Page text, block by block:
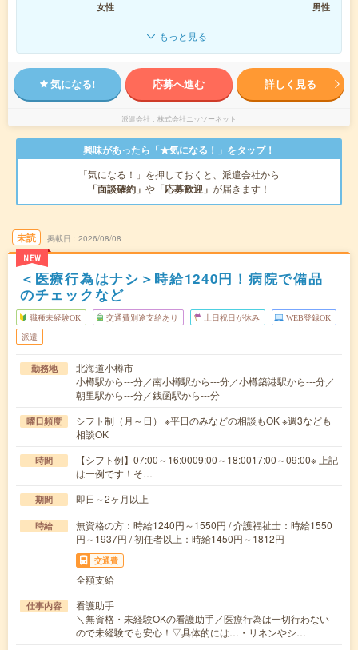
女性
男性
もっと見る
気になる! 応募へ進む 詳しく見る
派遣会社 株式会社ニッソーネット
興味があったら「★気になる！」をタップ！
「気になる！」を押しておくと、派遣会社から
「面談確約」 や 「応募歓迎」 が届きます！
未読
NEW
掲載日 2026/08/08
＜医療行為はナシ＞時給1240円！病院で備品
のチェックなど
職種未経験OK 交通費別途支給あり 土日祝日が休み WEB登録OK
派遣
勤務地
北海道小樽市
小樽駅から---分／南小樽駅から---分／小樽築港駅から---分／
朝里駅から---分／銭函駅から---分
曜日頻度
シフト制（月～日） ※平日のみなどの相談もOK ※週3なども
相談OK
時間
【シフト例】07:00～16:0009:00～18:0017:00～09:00※ 上記
は一例です！そ…
期間 即日～2ヶ月以上
時給
無資格の方：時給1240円～1550円 / 介護福祉士：時給1550
円～1937円 / 初任者以上：時給1450円～1812円
交通費
全額支給
仕事内容
看護助手
＼無資格・未経験OKの看護助手／医療行為は一切行わない
ので未経験でも安心！▽具体的には…・リネンやシ…